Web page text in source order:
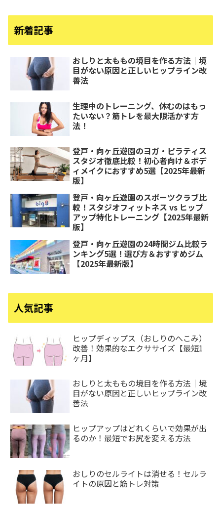
新着記事
おしりと太ももの境目を作る方法｜境
目がない原因と正しいヒップライン改
善法
生理中のトレーニング、休むのはもっ
たいない？筋トレを最大限活かす方
法！
登戸・向ヶ丘遊園のヨガ・ピラティス
スタジオ徹底比較！初心者向け＆ボデ
ィメイクにおすすめ5選【2025年最新
版】
登戸・向ヶ丘遊園のスポーツクラブ比
較！スタジオフィットネス vs ヒップ
アップ特化トレーニング【2025年最新
版】
登戸・向ヶ丘遊園の24時間ジム比較ラ
ンキング5選！選び方＆おすすめジム
【2025年最新版】
人気記事
ヒップディップス（おしりのへこみ）
改善！効果的なエクササイズ【最短1
ヶ月】
おしりと太ももの境目を作る方法｜境
目がない原因と正しいヒップライン改
善法
ヒップアップはどれくらいで効果が出
るのか！最短でお尻を変える方法
おしりのセルライトは消せる！セルラ
イトの原因と筋トレ対策